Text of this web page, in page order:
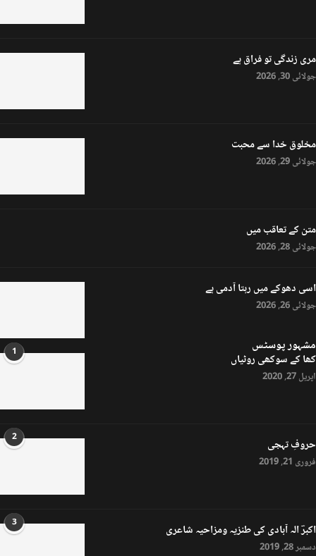
مری زندگی تو فراق ہے
جولائی 30, 2026
مخلوق خدا سے محبت
جولائی 29, 2026
متن کے تعاقب میں
جولائی 28, 2026
اسی دھوکے میں رہتا آدمی ہے
جولائی 26, 2026
مشہور پوسٹس 1 کھا کے سوکھی روٹیاں
اپریل 27, 2020
2 حروفِ تہجی
فروری 21, 2019
3 اکبرؔ الہ آبادی کی طنزیہ ومزاحیہ شاعری
دسمبر 28, 2019